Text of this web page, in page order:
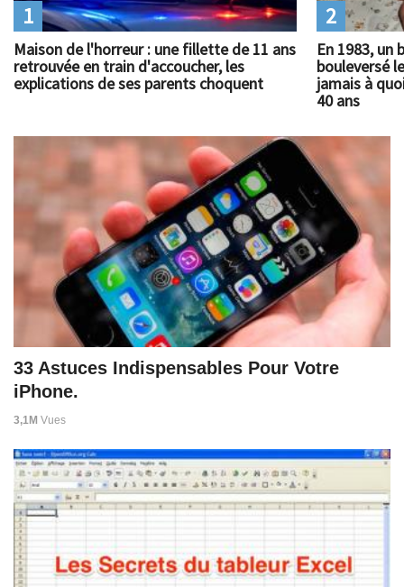
Maison de l'horreur : une fillette de 11 ans
retrouvée en train d'accoucher, les
explications de ses parents choquent
1
En 1983, un
bouleversé
jamais à
40 ans
2
33 Astuces Indispensables Pour Votre
iPhone.
3,1M Vues